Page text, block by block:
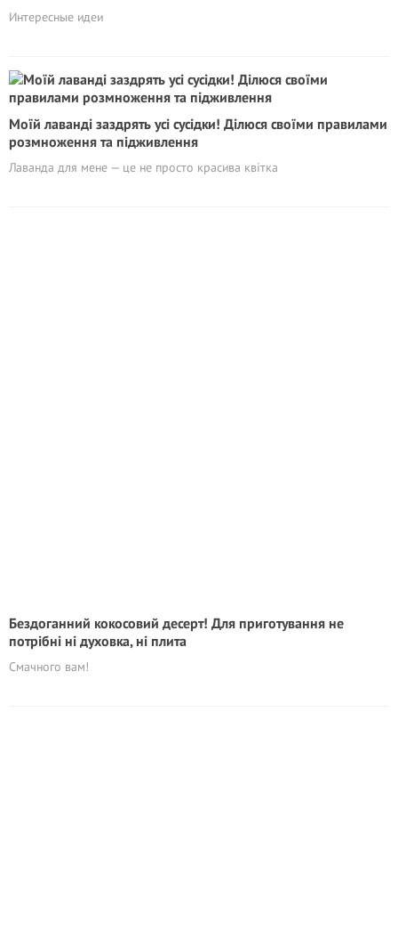
Интересные идеи
Моїй лаванді заздрять усі сусідки! Ділюся своїми правилами
розмноження та підживлення
Лаванда для мене — це не просто красива квітка
Бездоганний кокосовий десерт! Для приготування не
потрібні ні духовка, ні плита
Смачного вам!